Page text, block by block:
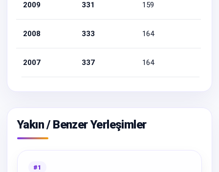
2009 331 159
2008 333 164
2007 337 164
Yakın / Benzer Yerleşimler
#1